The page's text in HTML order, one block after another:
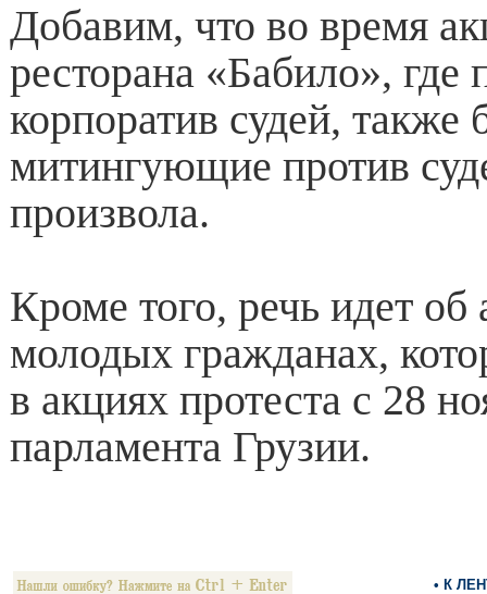
Добавим, что во время
ресторана «Бабило», где
корпоратив судей,
митингующие против
произвола.
Кроме того, речь идет об
молодых гражданах,
в акциях протеста с 28
парламента Грузии.
• К